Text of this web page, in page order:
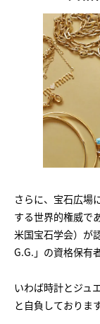
さらに、宝石広場
する世界的権威
米国宝石学会）が
G.G.」の資格保有
いわば時計とジュ
と自負しております